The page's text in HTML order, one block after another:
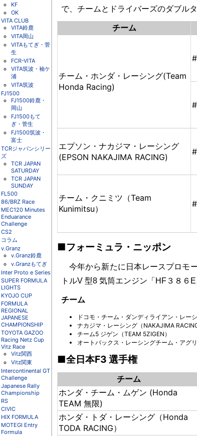
KF
OK
VITA CLUB
VITA鈴鹿
VITA岡山
VITAもてぎ・菅
生
FCR-VITA
VITA筑波・袖ケ
浦
VITA筑波
FJ1500
FJ1500鈴鹿・
岡山
FJ1500もて
ぎ・菅生
FJ1500筑波・
富士
TCRジャパンシリー
ズ
TCR JAPAN
SATURDAY
TCR JAPAN
SUNDAY
FL500
86/BRZ Race
MEC120 Minutes
Enduarance
Challenge
CS2
コラム
v.Granz
v.Granz鈴鹿
v.Granzもてぎ
Inter Proto e Series
SUPER FORMULA
LIGHTS
KYOJO CUP
FORMULA
REGIONAL
JAPANESE
CHAMPIONSHIP
TOYOTA GAZOO
Racing Netz Cup
Vitz Race
Vitz関西
Vitz関東
Intercontinental GT
Challenge
Japanese Rally
Championship
RS
CIVIC
HIX FORMULA
MOTEGI Entry
Formula
で、チームとドライバーズのダブル
チーム
チーム・ホンダ・レーシング(Team
Honda Racing)
エプソン・ナカジマ・レーシング
(EPSON NAKAJIMA RACING)
チーム・クニミツ（Team
Kunimitsu）
■フォーミュラ・ニッポン
今年から新たに日本レースプロモ
トルV 型8 気筒エンジン「HF３８６E
チーム
ドコモ・チーム・ダンディライアン・レー
ナカジマ・レーシング（NAKAJIMA RACING
チーム5 ジゲン（TEAM 5ZIGEN）
オートバックス・レーシングチーム・アグ
■全日本F3 選手権
チーム
ホンダ・チーム・ムゲン (Honda
TEAM 無限)
ホンダ・トダ・レーシング（Honda
TODA RACING）